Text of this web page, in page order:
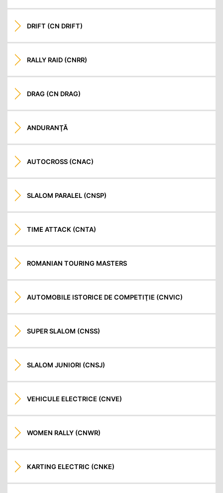
DRIFT (CN DRIFT)
RALLY RAID (CNRR)
DRAG (CN DRAG)
ANDURANŢĂ
AUTOCROSS (CNAC)
SLALOM PARALEL (CNSP)
TIME ATTACK (CNTA)
ROMANIAN TOURING MASTERS
AUTOMOBILE ISTORICE DE COMPETIŢIE (CNVIC)
SUPER SLALOM (CNSS)
SLALOM JUNIORI (CNSJ)
VEHICULE ELECTRICE (CNVE)
WOMEN RALLY (CNWR)
KARTING ELECTRIC (CNKE)